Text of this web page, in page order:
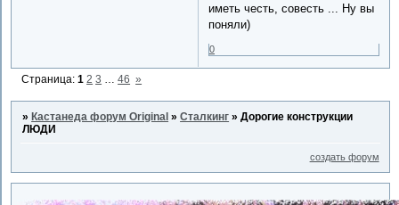
иметь честь, совесть ... Ну вы
поняли)
0
Страница:1 2 3 46 »
»Кастанеда форум Original »Сталкинг »Дорогие конструкции
ЛЮДИ
создать форум